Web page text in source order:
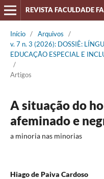
REVISTA FACULDADE
Início / Arquivos
/
v. 7 n. 3 (2026): DOSSIÊ:
EDUCAÇÃO ESPECIAL E
/
Artigos
A situação do
afeminado e
a minoria nas minorias
Hiago de Paiva Cardoso